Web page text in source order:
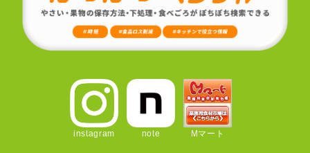
instagram note Mマート